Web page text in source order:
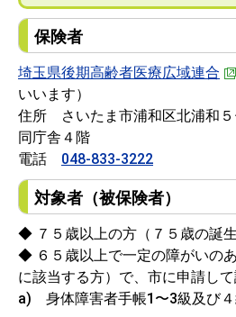
保険者
埼玉県後期高齢者医療広域連合
いいます）
住所 さいたま市浦和区北浦和
同庁舎４階
電話 048-833-3222
対象者（被保険者）
◆ ７５歳以上の方（７５歳の誕生
◆ ６５歳以上で一定の障がいの
に該当する方）で、市に申請し
a) 身体障害者手帳1〜3級及び